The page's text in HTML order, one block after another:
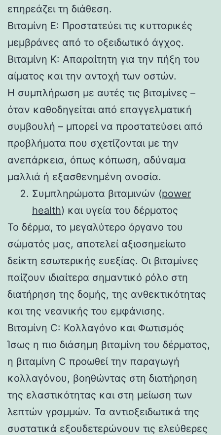
επηρεάζει τη διάθεση.
Βιταμίνη E: Προστατεύει τις κυτταρικές
μεμβράνες από το οξειδωτικό άγχος.
Βιταμίνη Κ: Απαραίτητη για την πήξη του
αίματος και την αντοχή των οστών.
Η συμπλήρωση με αυτές τις βιταμίνες –
όταν καθοδηγείται από επαγγελματική
συμβουλή – μπορεί να προστατεύσει από
προβλήματα που σχετίζονται με την
ανεπάρκεια, όπως κόπωση, αδύναμα
μαλλιά ή εξασθενημένη ανοσία.
Συμπληρώματα βιταμινών (power
health) και υγεία του δέρματος
Το δέρμα, το μεγαλύτερο όργανο του
σώματός μας, αποτελεί αξιοσημείωτο
δείκτη εσωτερικής ευεξίας. Οι βιταμίνες
παίζουν ιδιαίτερα σημαντικό ρόλο στη
διατήρηση της δομής, της ανθεκτικότητας
και της νεανικής του εμφάνισης.
Βιταμίνη C: Κολλαγόνο και Φωτισμός
Ίσως η πιο διάσημη βιταμίνη του δέρματος,
η βιταμίνη C προωθεί την παραγωγή
κολλαγόνου, βοηθώντας στη διατήρηση
της ελαστικότητας και στη μείωση των
λεπτών γραμμών. Τα αντιοξειδωτικά της
συστατικά εξουδετερώνουν τις ελεύθερες